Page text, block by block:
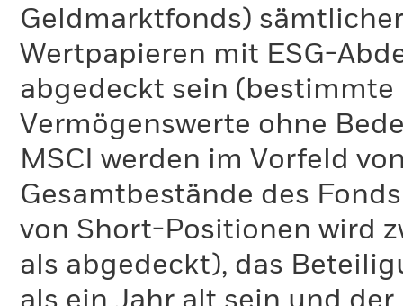
Geldmarktfonds)
Wertpapieren mit ESG-
abgedeckt sein
Vermögenswerte ohne
MSCI werden im Vorfeld
Gesamtbestände des
von Short-Positionen wird
als abgedeckt), das